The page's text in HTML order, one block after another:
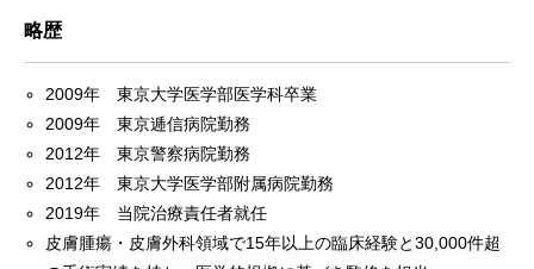
略歴
2009年 東京大学医学部医学科卒業
2009年 東京逓信病院勤務
2012年 東京警察病院勤務
2012年 東京大学医学部附属病院勤務
2019年 当院治療責任者就任
皮膚腫瘍・皮膚外科領域で15年以上の臨床経験と30,000件超